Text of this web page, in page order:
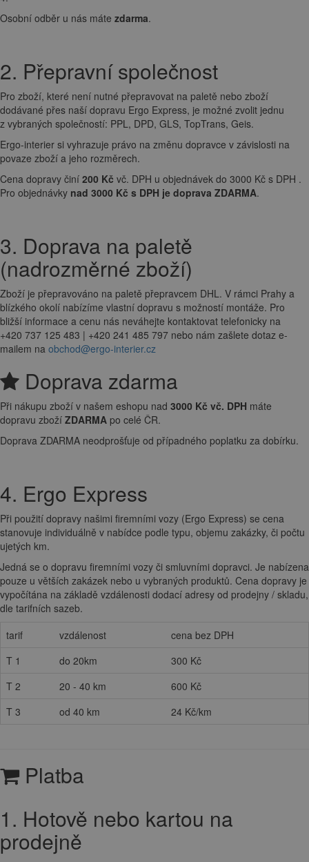
Osobní odběr u nás máte zdarma.
2. Přepravní společnost
Pro zboží, které není nutné přepravovat na paletě nebo zboží
dodávané přes naší dopravu Ergo Express, je možné zvolit jednu
z vybraných společností: PPL, DPD, GLS, TopTrans, Geis.
Ergo-interier si vyhrazuje právo na změnu dopravce v závislosti na
povaze zboží a jeho rozměrech.
Cena dopravy činí 200 Kč vč. DPH u objednávek do 3000 Kč s DPH .
Pro objednávky nad 3000 Kč s DPH je doprava ZDARMA.
3. Doprava na paletě
(nadrozměrné zboží)
Zboží je přepravováno na paletě přepravcem DHL. V rámci Prahy a
blízkého okolí nabízíme vlastní dopravu s možností montáže. Pro
bližší informace a cenu nás neváhejte kontaktovat telefonicky na
+420 737 125 483 | +420 241 485 797 nebo nám zašlete dotaz e-
mailem na obchod@ergo-interier.cz
Doprava zdarma
Při nákupu zboží v našem eshopu nad 3000 Kč vč. DPH máte
dopravu zboží ZDARMA po celé ČR.
Doprava ZDARMA neodprošťuje od případného poplatku za dobírku.
4. Ergo Express
Při použití dopravy našimi firemními vozy (Ergo Express) se cena
stanovuje individuálně v nabídce podle typu, objemu zakázky, či počtu
ujetých km.
Jedná se o dopravu firemními vozy či smluvními dopravci. Je nabízena
pouze u větších zakázek nebo u vybraných produktů. Cena dopravy je
vypočítána na základě vzdálenosti dodací adresy od prodejny / skladu,
dle tarifních sazeb.
tarif
vzdálenost
cena bez DPH
T 1
do 20km
300 Kč
T 2
20 - 40 km
600 Kč
T 3
od 40 km 24 Kč/km
Platba
1. Hotově nebo kartou na
prodejně